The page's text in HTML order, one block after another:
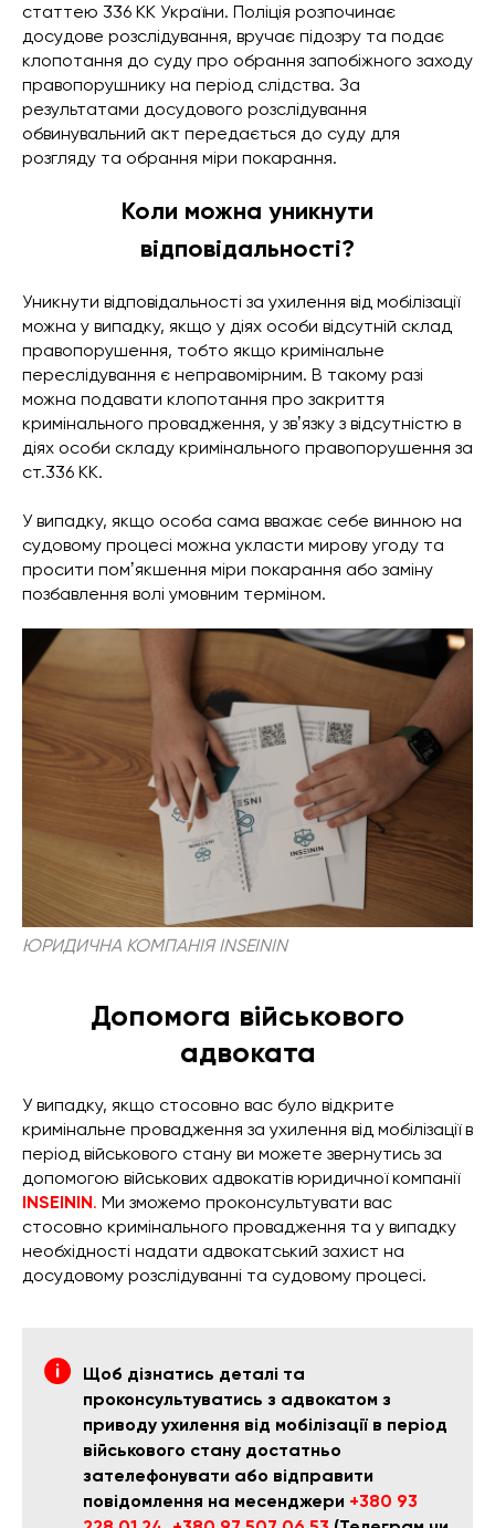
статтею 336 КК України. Поліція розпочинає
досудове розслідування, вручає підозру та подає
клопотання до суду про обрання запобіжного заходу
правопорушнику на період слідства. За
результатами досудового розслідування
обвинувальний акт передається до суду для
розгляду та обрання міри покарання.
Коли можна уникнути
відповідальності?
Уникнути відповідальності за ухилення від мобілізації
можна у випадку, якщо у діях особи відсутній склад
правопорушення, тобто якщо кримінальне
переслідування є неправомірним. В такому разі
можна подавати клопотання про закриття
кримінального провадження, у звʼязку з відсутністю в
діях особи складу кримінального правопорушення за
ст.336 КК.
У випадку, якщо особа сама вважає себе винною на
судовому процесі можна укласти мирову угоду та
просити помʼякшення міри покарання або заміну
позбавлення волі умовним терміном.
ЮРИДИЧНА КОМПАНІЯ INSEININ
Допомога військового
адвоката
У випадку, якщо стосовно вас було відкрите
кримінальне провадження за ухилення від мобілізації в
період військового стану ви можете звернутись за
допомогою військових адвокатів юридичної компанії
INSEININ. Ми зможемо проконсультувати вас
стосовно кримінального провадження та у випадку
необхідності надати адвокатський захист на
досудовому розслідуванні та судовому процесі.
Щоб дізнатись деталі та
проконсультуватись з адвокатом з
приводу ухилення від мобілізації в період
військового стану достатньо
зателефонувати або відправити
повідомлення на месенджери +380 93